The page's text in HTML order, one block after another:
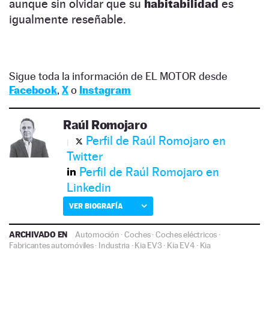
aunque sin olvidar que su habitabilidad es
igualmente reseñable.
Sigue toda la información de EL MOTOR desde
Facebook, Xo Instagram
Raúl Romojaro
Perfil de Raúl Romojaro en
Twitter
Perfil de Raúl Romojaro en
Linkedin
VER BIOGRAFÍA
ARCHIVADO EN Automoción ·Coches·Coches eléctricos ·
Fabricantes automóviles· Industria·Kia EV3· Kia EV4 · Kia